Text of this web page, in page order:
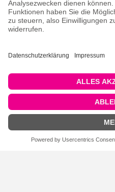
WARDAKANT® TideWater-
Wasseraufbereiter 540 ml